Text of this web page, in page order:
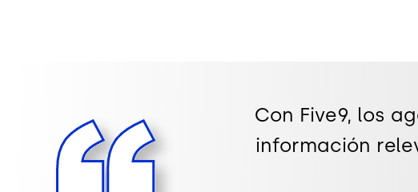
Con Five9, los
información